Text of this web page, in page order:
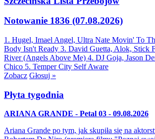
Notowanie 1836 (07.08.2026)
1. Hugel, Imael Angel, Ultra Nate Movin' To
Body Isn't Ready 3. David Guetta, Alok, Stick
River (Angels Above Me) 4. DJ Goja, Jason
Chico 5. Temper City Self Aware
Zobacz Głosuj »
Płyta tygodnia
ARIANA GRANDE - Petal 03 - 09.08.2026
Ariana Grande po tym, jak skupiła się na